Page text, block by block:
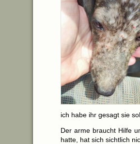
ich habe ihr gesagt sie
Der arme braucht Hilfe
hatte, hat sich sichtlich